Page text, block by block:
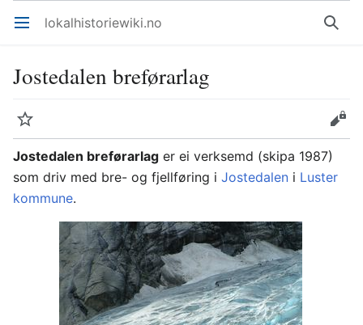
Åpne hovedmenyen lokalhistoriewiki.no Søk
Jostedalen breførarlag
Overvåk
Rediger
Jostedalen breførarlag er ei verksemd (skipa 1987)
som driv med bre- og fjellføring i Jostedalen i Luster
kommune.